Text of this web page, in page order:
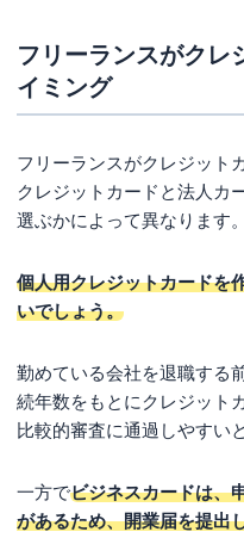
フリーランスがクレ
イミング
フリーランスがクレジット
クレジットカードと法人カ
選ぶかによって異なります。
個人用クレジットカードを
いでしょう。
勤めている会社を退職する
続年数をもとにクレジット
比較的審査に通過しやすい
一方でビジネスカードは、
があるため、開業届を提出